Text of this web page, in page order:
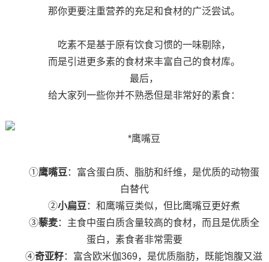
那你更要注重营养的充足和食材的广泛尝试。
吃素不是基于原有饮食习惯的一味剔除，
而是引进更多素的食材来丰富自己的食材库。
最后，
给大家列一些你并不熟悉但是非常好的素食：
*鹰嘴豆
①鹰嘴豆 ：富含蛋白质、脂肪和纤维，是优质的动物蛋
白替代
②小扁豆 ：和鹰嘴豆类似，但比鹰嘴豆更好煮
③藜麦：主食中蛋白质含量较高的食材，而且是优质全
蛋白，素食者非常需要
④奇亚籽：富含欧米伽369，是优质脂肪，既能饱腹又滋